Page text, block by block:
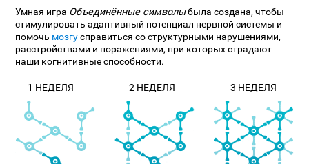
Умная игра Объединённые символыбыла создана, чтобы
стимулировать адаптивный потенциал нервной системы и
помочь мозгусправиться со структурными нарушениями,
расстройствами и поражениями, при которых страдают
наши когнитивные способности.
1 НЕДЕЛЯ 2 НЕДЕЛЯ 3 НЕДЕЛЯ